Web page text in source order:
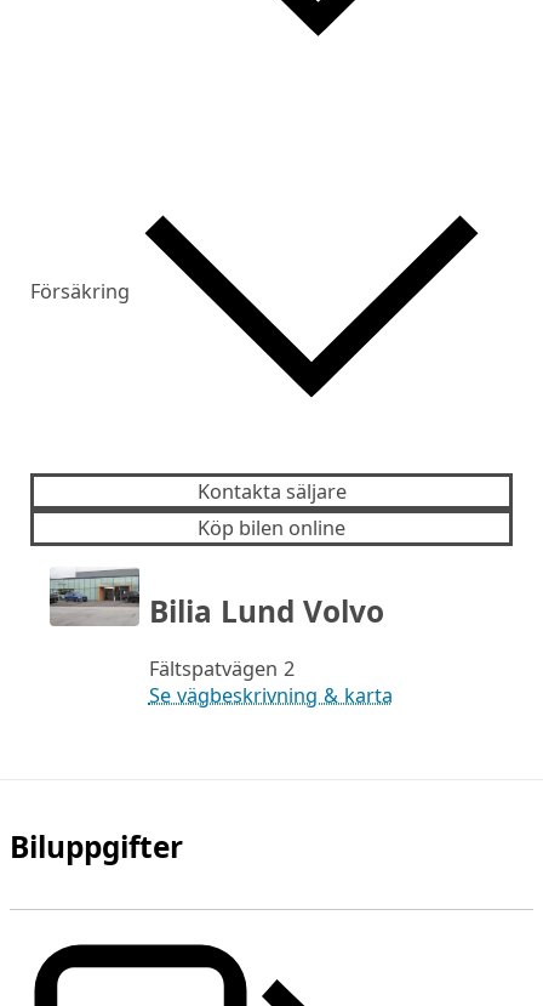
Försäkring
Kontakta säljare
Köp bilen online
Bilia Lund Volvo
Fältspatvägen 2
Se vägbeskrivning & karta
Biluppgifter